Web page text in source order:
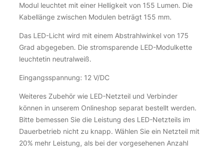
Modul leuchtet mit einer Helligkeit von 155 Lumen. Die
Kabellänge zwischen Modulen beträgt 155 mm.
Das LED-Licht wird mit einem Abstrahlwinkel von 175
Grad abgegeben. Die stromsparende LED-Modulkette
leuchtetin neutralweiß.
Eingangsspannung: 12 V/DC
Weiteres Zubehör wie LED-Netzteil und Verbinder
können in unserem Onlineshop separat bestellt werden.
Bitte bemessen Sie die Leistung des LED-Netzteils im
Dauerbetrieb nicht zu knapp. Wählen Sie ein Netzteil mit
20% mehr Leistung, als bei der vorgesehenen Anzahl